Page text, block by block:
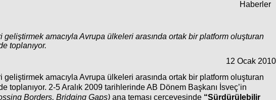
Haberler
amacıyla Avrupa ülkeleri arasında ortak bir platform oluşturan
toplanıyor.
12 Ocak 2010
amacıyla Avrupa ülkeleri arasında ortak bir platform oluşturan
toplanıyor. 2-5 Aralık 2009 tarihlerinde AB Dönem Başkanı İsveç’in
Borders, Bridging Gaps) ana teması çerçevesinde “Sürdürülebilir